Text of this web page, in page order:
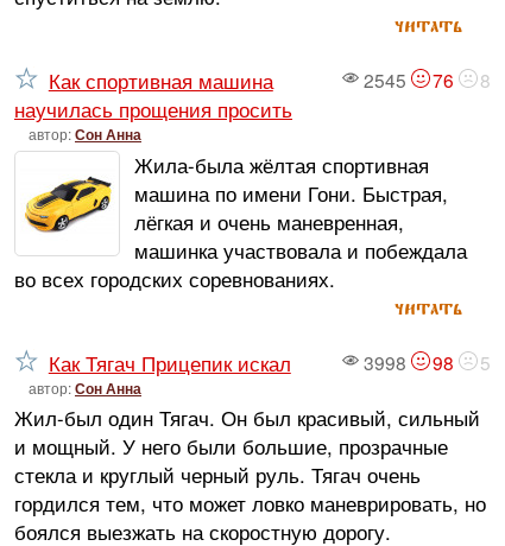
читать
2545 76 8
Как спортивная машина
научилась прощения просить
автор:Сон Анна
Жила-была жёлтая спортивная
машина по имени Гони. Быстрая,
лёгкая и очень маневренная,
машинка участвовала и побеждала
во всех городских соревнованиях.
читать
3998 98 5
Как Тягач Прицепик искал
автор:Сон Анна
Жил-был один Тягач. Он был красивый, сильный
и мощный. У него были большие, прозрачные
стекла и круглый черный руль. Тягач очень
гордился тем, что может ловко маневрировать, но
боялся выезжать на скоростную дорогу.